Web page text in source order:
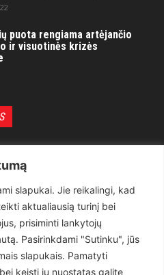
slapukai. Jie reikalingi, kad
aktualiausią turinį bei
prisiminti lankytojų
Pasirinkdami "Sutinku", jūs
slapukais. Pamatyti
keisti jų nuostatas galite
puota rengiama artėjančio
ir visuotinės krizės
1497
619